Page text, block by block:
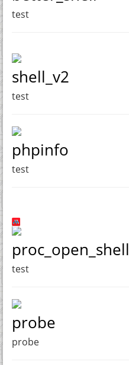
test
shell_v2
test
phpinfo
test
proc_open_shell
test
probe
probe